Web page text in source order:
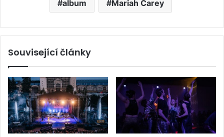
album Mariah Carey
Související články